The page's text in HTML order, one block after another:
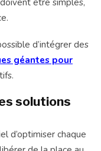
d’intégrer des
géantes pour
solutions
d’optimiser chaque